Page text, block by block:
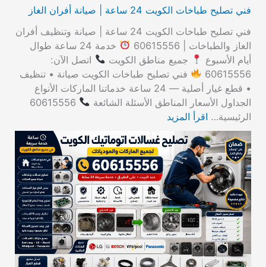
فني تصليح طباخات الكويت 24 ساعة | صيانة أفران الغاز
فني تصليح طباخات الكويت 24 ساعة | صيانة وتنظيف أفران
الغاز والطباخات | 60615556
خدمة 24 ساعة طوال
أيام الأسبوع
جميع مناطق الكويت
اتصل الآن:
60615556
فني تصليح طباخات الكويت صيانة • تنظيف
• قطع غيار أصلية — 24 ساعة خدماتنا الماركات الأنواع
الجداول الأسعار المناطق الأسئلة الشائعة
60615556
الرئيسية… اقرأ المزيد